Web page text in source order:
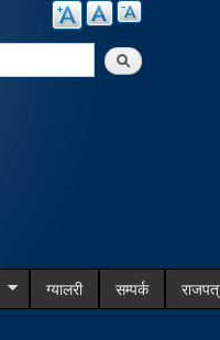
ग्यालरी सम्पर्क